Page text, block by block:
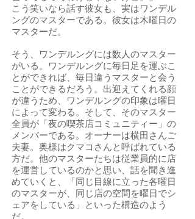
こう笑いなら話す彼女も、実はワンデル
ングのマスターである。彼女は木曜日の
マスターだ。
そう、ワンデルングには数人のマスター
がいる。ワンデルングに毎日足を運ぶこ
とができれば、毎日違うマスターと会う
ことができるだろう。出迎えてくれる顔
が違うため、ワンデルングの印象は曜日
によって変わる。そして、そのマスター
全員が「夜の喫茶店コミュニティー」の
メンバーである。オーナーは横田さんご
夫妻。奥様はクマコさんと呼ばれている
方だ。他のマスターたちは従業員的に店
を運営しているのかと思い、話を聞き進
めていくと、「同じ目線に立った各曜日
のマスターが、同じ店の空間を曜日でシ
ェアをしている」といった構造のよう